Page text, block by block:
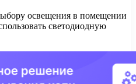
освещения в помещении
светодиодную